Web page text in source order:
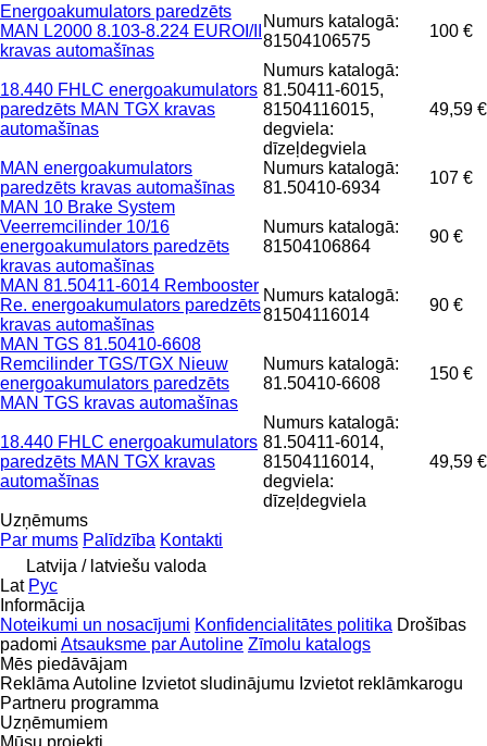
Energoakumulators paredzēts
MAN L2000 8.103-8.224 EUROI/II
kravas automašīnas
Numurs katalogā:
81504106575
100 €
18.440 FHLC energoakumulators
paredzēts MAN TGX kravas
automašīnas
Numurs katalogā:
81.50411-6015,
81504116015,
degviela:
dīzeļdegviela
49,59 €
MAN energoakumulators
paredzēts kravas automašīnas
Numurs katalogā:
81.50410-6934
107 €
MAN 10 Brake System
Veerremcilinder 10/16
energoakumulators paredzēts
kravas automašīnas
Numurs katalogā:
81504106864
90 €
MAN 81.50411-6014 Rembooster
Re. energoakumulators paredzēts
kravas automašīnas
Numurs katalogā:
81504116014
90 €
MAN TGS 81.50410-6608
Remcilinder TGS/TGX Nieuw
energoakumulators paredzēts
MAN TGS kravas automašīnas
Numurs katalogā:
81.50410-6608
150 €
18.440 FHLC energoakumulators
paredzēts MAN TGX kravas
automašīnas
Numurs katalogā:
81.50411-6014,
81504116014,
degviela:
dīzeļdegviela
49,59 €
Uzņēmums
Par mums Palīdzība Kontakti
Latvija / latviešu valoda
Lat Рус
Informācija
Noteikumi un nosacījumi Konfidencialitātes politika Drošības
padomi Atsauksme par Autoline Zīmolu katalogs
Mēs piedāvājam
Reklāma Autoline Izvietot sludinājumu Izvietot reklāmkarogu
Partneru programma
Uzņēmumiem
Mūsu projekti